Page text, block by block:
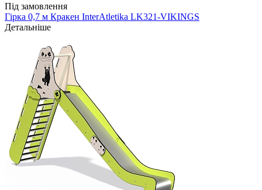
Під замовлення
Гірка 0,7 м Кракен InterAtletika LK321-VIKINGS
Детальніше